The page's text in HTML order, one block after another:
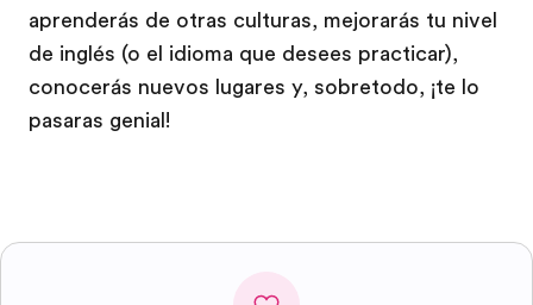
aprenderás de otras culturas, mejorarás tu nivel
de inglés (o el idioma que desees practicar),
conocerás nuevos lugares y, sobretodo, ¡te lo
pasaras genial!